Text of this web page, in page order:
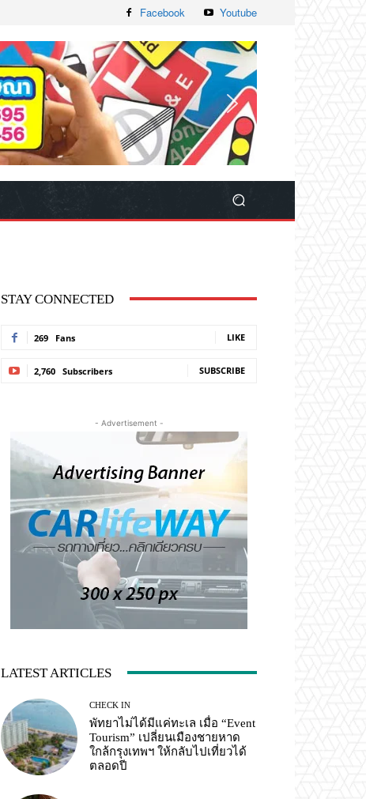
Facebook Youtube
STAY CONNECTED
269 Fans LIKE
2,760 Subscribers SUBSCRIBE
- Advertisement -
LATEST ARTICLES
CHECK IN
พัทยาไม่ได้มีแค่ทะเล เมื่อ “Event
Tourism” เปลี่ยนเมืองชายหาด
ใกล้กรุงเทพฯ ให้กลับไปเที่ยวได้
ตลอดปี